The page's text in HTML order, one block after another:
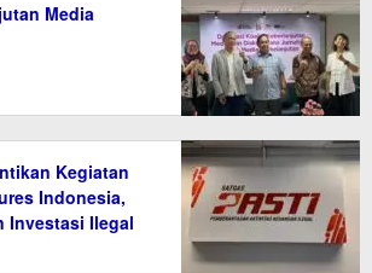
Media
Kegiatan
Indonesia,
Investasi Ilegal